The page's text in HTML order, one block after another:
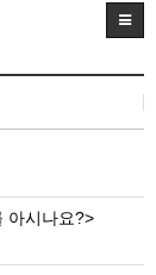
아시나요?>